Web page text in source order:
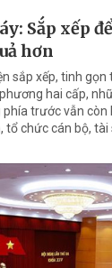
Sắp xếp
hơn
sắp xếp, tinh gọn
hai cấp,
trước vẫn
tổ chức cán bộ,